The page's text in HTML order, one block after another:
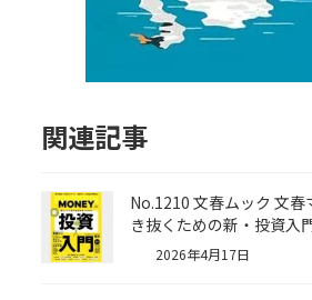
関連記事
No.1210 文春ムック 文
き抜くための新・投資入
2026年4月17日